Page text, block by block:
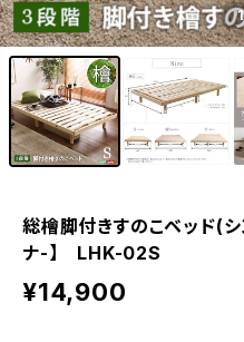
総檜脚付きすのこベッド(
ナ-】 LHK-02S
¥14,900